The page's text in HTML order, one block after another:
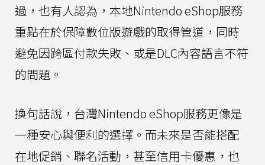
過，也有人認為，本地Nintendo eShop服務
重點在於保障數位版遊戲的取得管道，同時
避免因跨區付款失敗、或是DLC內容語言不符
的問題。
換句話說，台灣Nintendo eShop服務更像是
一種安心與便利的選擇。而未來是否能搭配
在地促銷、聯名活動，甚至信用卡優惠，也